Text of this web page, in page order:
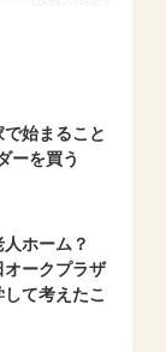
始まること
ーを買う
ホーム？
オークプラザ
て考えたこ